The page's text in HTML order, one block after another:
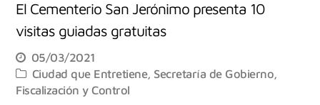
El Cementerio San Jerónimo presenta 10
visitas guiadas gratuitas
05/03/2021
Ciudad que Entretiene, Secretaría de Gobierno,
Fiscalización y Control